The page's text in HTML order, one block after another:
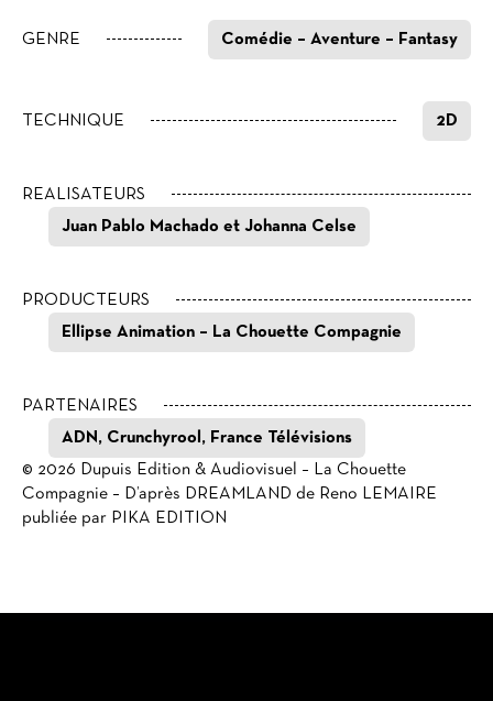
GENRE Comédie – Aventure – Fantasy
TECHNIQUE 2D
REALISATEURS
Juan Pablo Machado et Johanna Celse
PRODUCTEURS
Ellipse Animation – La Chouette Compagnie
PARTENAIRES
ADN, Crunchyrool, France Télévisions
© 2026 Dupuis Edition & Audiovisuel – La Chouette
Compagnie – D’après DREAMLAND de Reno LEMAIRE
publiée par PIKA EDITION